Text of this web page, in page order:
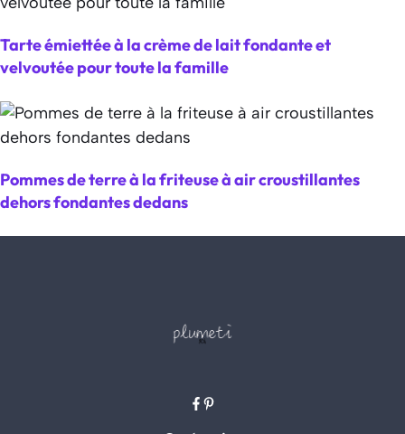
Tarte émiettée à la crème de lait fondante et
velvoutée pour toute la famille
Pommes de terre à la friteuse à air croustillantes
dehors fondantes dedans